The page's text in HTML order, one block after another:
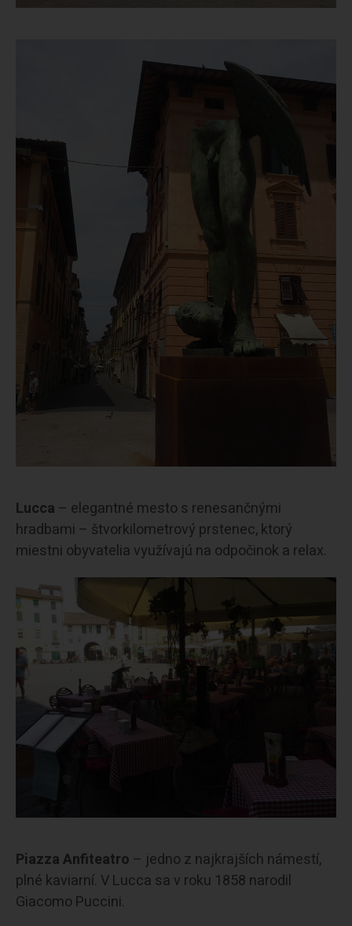
Lucca – elegantné mesto s renesančnými
hradbami – štvorkilometrový prstenec, ktorý
miestni obyvatelia využívajú na odpočinok a relax.
Piazza Anfiteatro – jedno z najkrajších námestí,
plné kaviarní. V Lucca sa v roku 1858 narodil
Giacomo Puccini.